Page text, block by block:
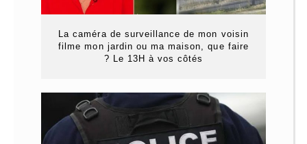
La caméra de surveillance de mon voisin
filme mon jardin ou ma maison, que faire
? Le 13H à vos côtés